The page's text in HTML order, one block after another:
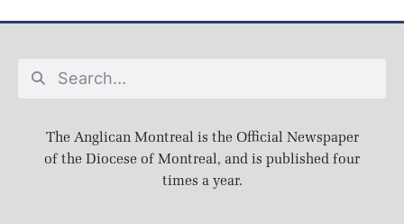
The Anglican Montreal is the Official Newspaper
of the Diocese of Montreal, and is published four
times a year.